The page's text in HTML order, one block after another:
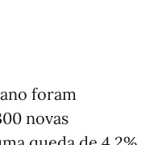
foram
novas